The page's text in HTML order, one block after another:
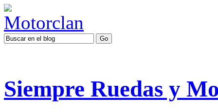
Siempre Ruedas y